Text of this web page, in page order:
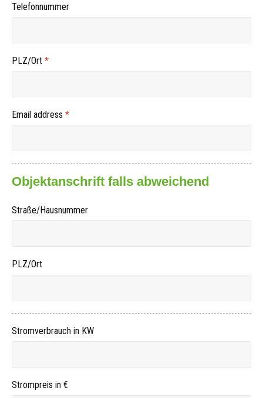
Telefonnummer
PLZ/Ort *
Email address *
Objektanschrift falls abweichend
Straße/Hausnummer
PLZ/Ort
Stromverbrauch in KW
Strompreis in €